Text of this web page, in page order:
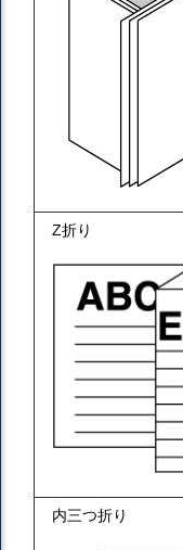
Z折り
内三つ折り